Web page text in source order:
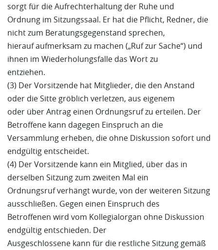
sorgt für die Aufrechterhaltung der Ruhe und
Ordnung im Sitzungssaal. Er hat die Pflicht, Redner, die
nicht zum Beratungsgegenstand sprechen,
hierauf aufmerksam zu machen („Ruf zur Sache“) und
ihnen im Wiederholungsfalle das Wort zu
entziehen.
(3) Der Vorsitzende hat Mitglieder, die den Anstand
oder die Sitte gröblich verletzen, aus eigenem
oder über Antrag einen Ordnungsruf zu erteilen. Der
Betroffene kann dagegen Einspruch an die
Versammlung erheben, die ohne Diskussion sofort und
endgültig entscheidet.
(4) Der Vorsitzende kann ein Mitglied, über das in
derselben Sitzung zum zweiten Mal ein
Ordnungsruf verhängt wurde, von der weiteren Sitzung
ausschließen. Gegen einen Einspruch des
Betroffenen wird vom Kollegialorgan ohne Diskussion
endgültig entschieden. Der
Ausgeschlossene kann für die restliche Sitzung gemäß